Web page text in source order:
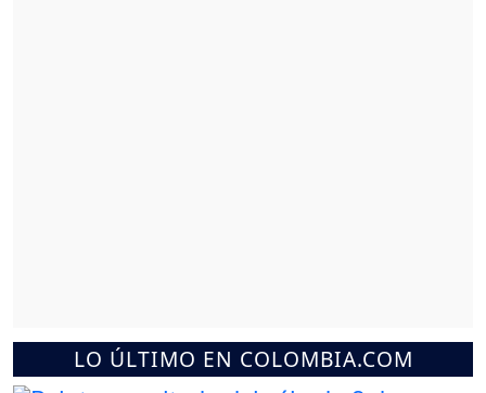
LO ÚLTIMO EN COLOMBIA.COM